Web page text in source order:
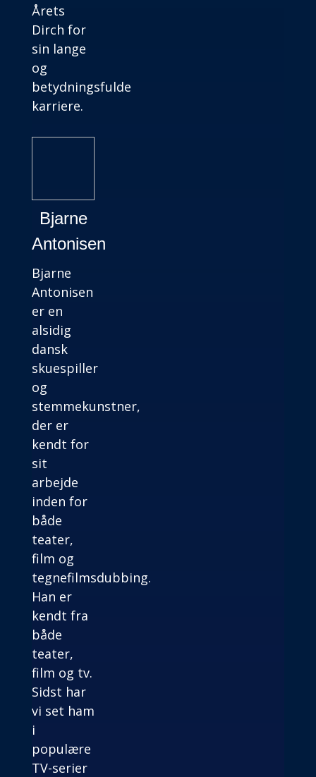
Årets
Dirch for
sin lange
og
betydningsfulde
karriere.
Bjarne
Antonisen
Bjarne
Antonisen
er en
alsidig
dansk
skuespiller
og
stemmekunstner,
der er
kendt for
sit
arbejde
inden for
både
teater,
film og
tegnefilmsdubbing.
Han er
kendt fra
både
teater,
film og tv.
Sidst har
vi set ham
i
populære
TV-serier